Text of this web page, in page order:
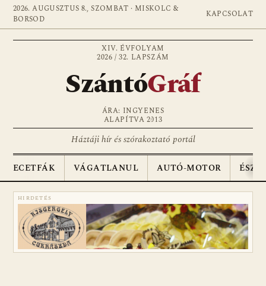
2026. AUGUSZTUS 8., SZOMBAT · MISKOLC &
BORSOD
KAPCSOLAT
XIV. ÉVFOLYAM
2026 / 32. LAPSZÁM
SzántóGráf
ÁRA: INGYENES
ALAPÍTVA 2013
Háztáji hír és szórakoztató portál
ECETFÁK VÁGATLANUL AUTÓ-MOTOR
HIRDETÉS